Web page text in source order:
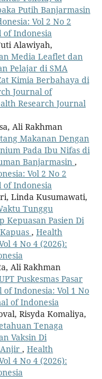
Putih Banjarmasin
Vol 2 No 2
of Indonesia
Alawiyah,
Media Leaflet dan
Pelajar di SMA
Kimia Berbahaya di
Journal of
Research Journal
Ali Rakhman
Makanan Dengan
Pada Ibu Nifas di
Banjarmasin ,
Vol 2 No 2
of Indonesia
Linda Kusumawati,
Tunggu
Kepuasan Pasien Di
, Health
4 No 4 (2026):
Ali Rakhman
Puskesmas Pasar
Indonesia: Vol 1 No
of Indonesia
Risyda Komaliya,
Tenaga
Vaksin Di
Anjir , Health
4 No 4 (2026):